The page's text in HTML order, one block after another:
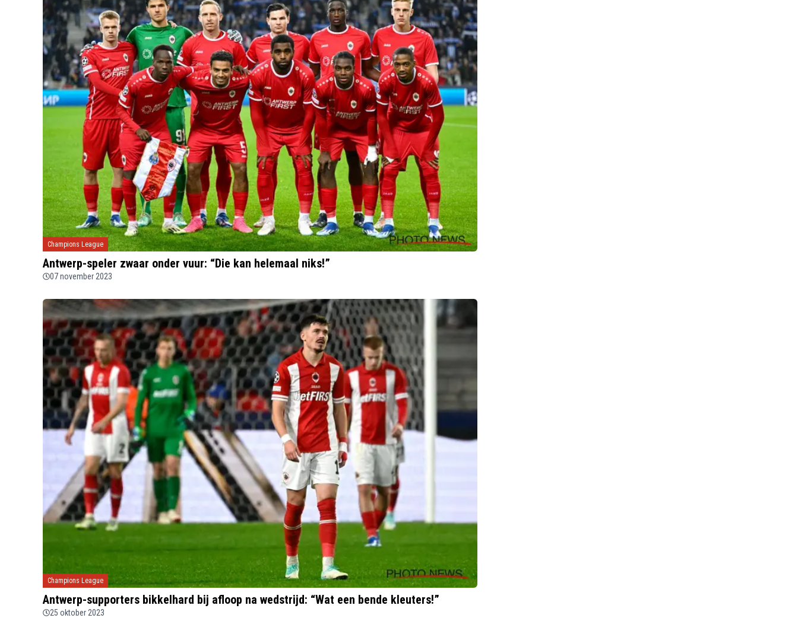
Champions League
Antwerp-speler zwaar onder vuur: “Die kan helemaal niks!”
07 november 2023
Champions League
Antwerp-supporters bikkelhard bij afloop na wedstrijd: “Wat een bende kleuters!”
25 oktober 2023